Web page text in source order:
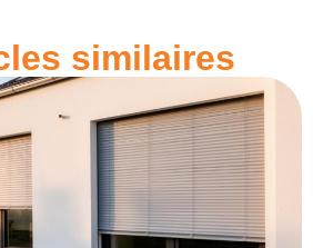
similaires